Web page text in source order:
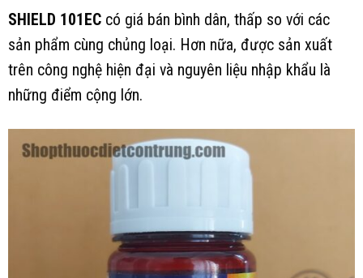
SHIELD 101EC có giá bán bình dân, thấp so với các
sản phẩm cùng chủng loại. Hơn nữa, được sản xuất
trên công nghệ hiện đại và nguyên liệu nhập khẩu là
những điểm cộng lớn.